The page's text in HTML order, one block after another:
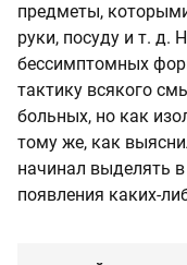
предметы,
руки, посуду и т. д.
бессимптомных
тактику всякого
больных, но как
тому же, как
начинал выделять
появления каких-